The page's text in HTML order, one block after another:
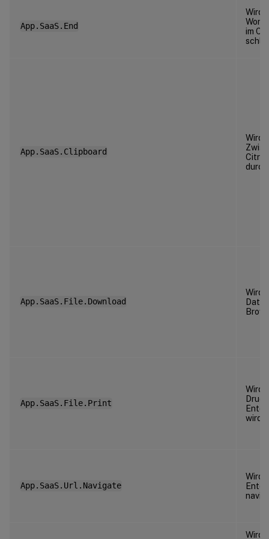
App.SaaS.End
Wird
im
App.SaaS.Clipboard
Wird
Citrix
App.SaaS.File.Download
Wird
App.SaaS.File.Print
Wird
wird.
App.SaaS.Url.Navigate
Wird
Wird